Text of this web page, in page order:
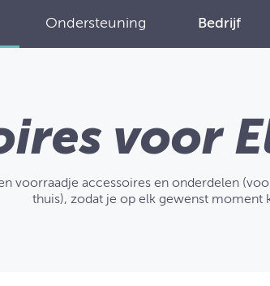
Ondersteuning Bedrijf
voor
voorraadje accessoires en onderdelen
thuis), zodat je op elk gewenst moment